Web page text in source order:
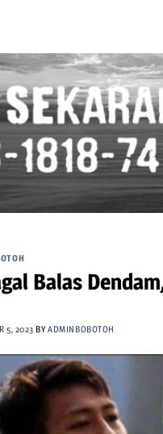
Balas
5, 2023 BYADMINBOBOTOH